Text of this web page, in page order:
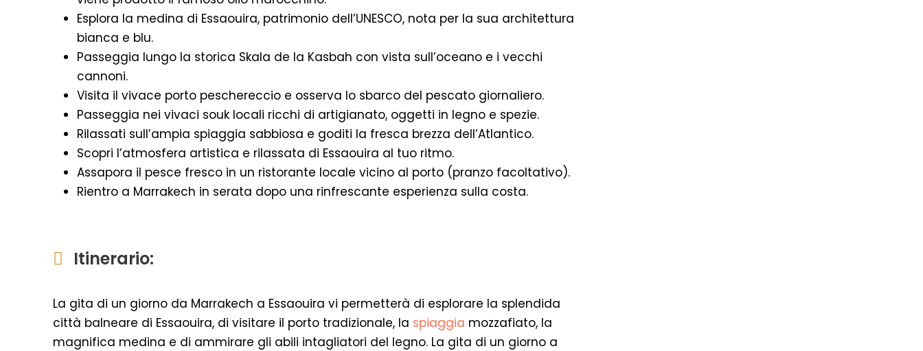
Esplora la medina di Essaouira, patrimonio dell’UNESCO, nota per la sua architettura
bianca e blu.
Passeggia lungo la storica Skala de la Kasbah con vista sull’oceano e i vecchi
cannoni.
Visita il vivace porto peschereccio e osserva lo sbarco del pescato giornaliero.
Passeggia nei vivaci souk locali ricchi di artigianato, oggetti in legno e spezie.
Rilassati sull’ampia spiaggia sabbiosa e goditi la fresca brezza dell’Atlantico.
Scopri l’atmosfera artistica e rilassata di Essaouira al tuo ritmo.
Assapora il pesce fresco in un ristorante locale vicino al porto (pranzo facoltativo).
Rientro a Marrakech in serata dopo una rinfrescante esperienza sulla costa.
Itinerario:
La gita di un giorno da Marrakech a Essaouira vi permetterà di esplorare la splendida
città balneare di Essaouira, di visitare il porto tradizionale, la spiaggia mozzafiato, la
magnifica medina e di ammirare gli abili intagliatori del legno. La gita di un giorno a